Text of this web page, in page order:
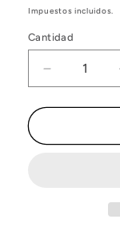
habitual
Impuestos incluidos.
Cantidad
Reducir
cantidad
para
Ankara